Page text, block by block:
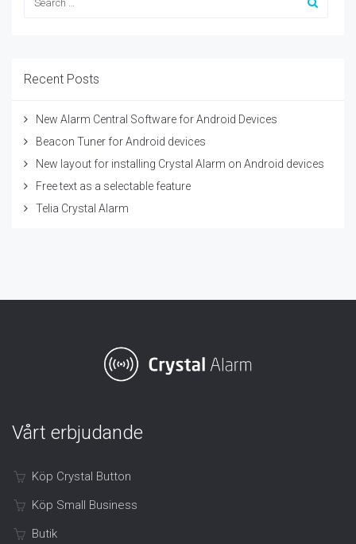
Recent Posts
New Alarm Central Software for Android Devices
Beacon Tuner for Android devices
New layout for installing Crystal Alarm on Android devices
Free text as a selectable feature
Telia Crystal Alarm
Vårt erbjudande
Köp Crystal Button
Köp Small Business
Butik